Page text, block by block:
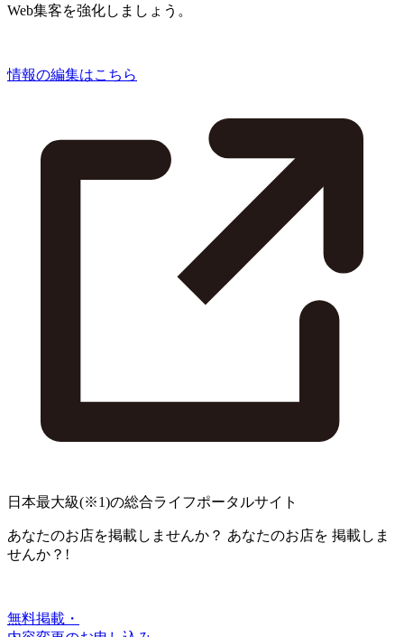
Web集客を強化しましょう。
情報の編集はこちら
日本最大級(※1)の総合ライフポータルサイト
あなたのお店を掲載しませんか？ あなたのお店を 掲載しま
せんか？!
無料掲載・